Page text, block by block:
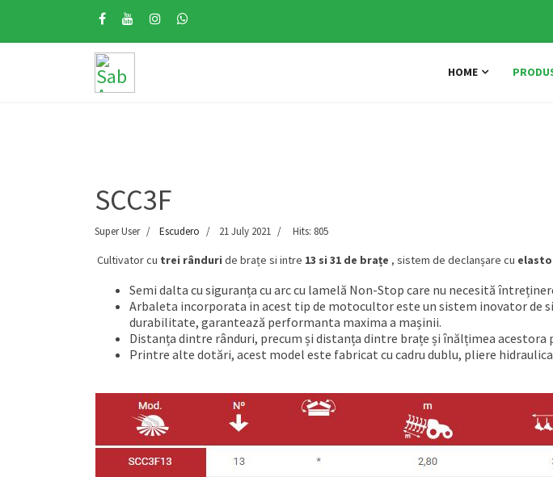
HOME
SCC3F
Super User Escudero 21 July 2021 Hits: 805
Cultivator cu trei rânduri de brațe si intre 13 si 31 de brațe , sistem de declanșare cu
Semi dalta cu siguranța cu arc cu lamelă Non-Stop care nu necesită
Arbaleta incorporata in acest tip de motocultor este un sistem inovator de
durabilitate, garantează performanta maxima a mașinii.
Distanța dintre rânduri, precum și distanța dintre brațe și înălțimea
Printre alte dotări, acest model este fabricat cu cadru dublu, pliere